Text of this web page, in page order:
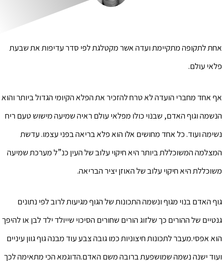
הוסף קו תחתון לקישורים
לאפס
cached
אחת לתקופה מתקיימת ועדה אשר מקטלגת לפי סדר עדיפות את שבעת
פלאי עולם.
אף אחד מחברי הועדה לא טרח להזכיר את הפלא הקיומי הגדול ביותר והוא
הנשמה וגוף האדם, שבנוי כולו מפלאי עולם ראיה שמיעה מישוש טעם ריח
נשימה ועוד. כל אחד מחושים אלו הוא פלא בריאה בפני עצמו. עדשת
המצלמה המשוכללת ביותר היא חיקוי עלוב של העין כנ”ל מערכת שמיעה
משוכללת היא חיקוי עלוב של האוזן יציר הבריאה.
גוף האדם בנוי מגוף ונשמה התכונות של הגוף מגיעות לרוב לפי נתונים
גנטיים של ההורים כך שלזוג הורים שחורים הסיכוי שייולד ילד לבן או להיפך
הוא אפסי.מעבר לתכונות חיצוניות כמו גובה צבע עוד מבנה גוף גוון עיניים
ועוד ישנה נשמה שמושפעת ברובה משם האדם.הדוגמא הכי מתאימה לכך